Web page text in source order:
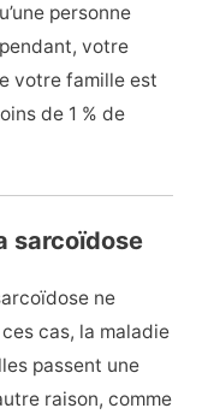
personne
votre
votre famille est
de 1 % de
sarcoïdose
ne
cas, la maladie
passent une
raison, comme